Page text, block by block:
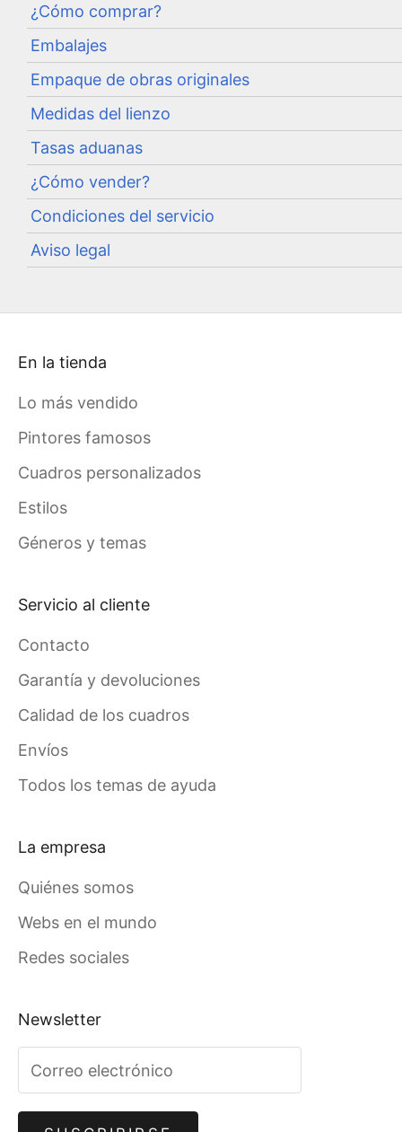
¿Cómo comprar?
Embalajes
Empaque de obras originales
Medidas del lienzo
Tasas aduanas
¿Cómo vender?
Condiciones del servicio
Aviso legal
En la tienda
Lo más vendido
Pintores famosos
Cuadros personalizados
Estilos
Géneros y temas
Servicio al cliente
Contacto
Garantía y devoluciones
Calidad de los cuadros
Envíos
Todos los temas de ayuda
La empresa
Quiénes somos
Webs en el mundo
Redes sociales
Newsletter